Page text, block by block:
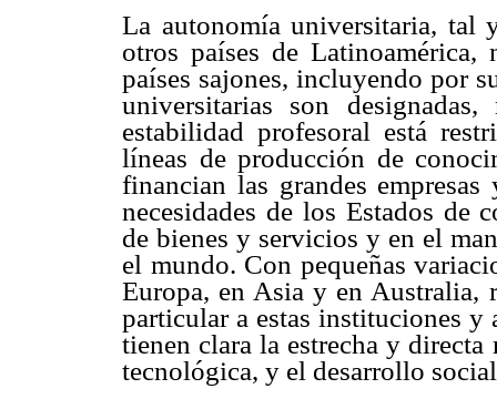
La autonomía universitaria, tal
otros países de
países sajones, incluyendo por
universitarias son
estabilidad profesoral está
líneas de producción de
financian las grandes
necesidades de los Estados de
de bienes y servicios y en el
el mundo. Con pequeñas
Europa, en Asia y en Australia,
particular a estas instituciones y
tienen clara la estrecha y
tecnológica, y el desarrollo